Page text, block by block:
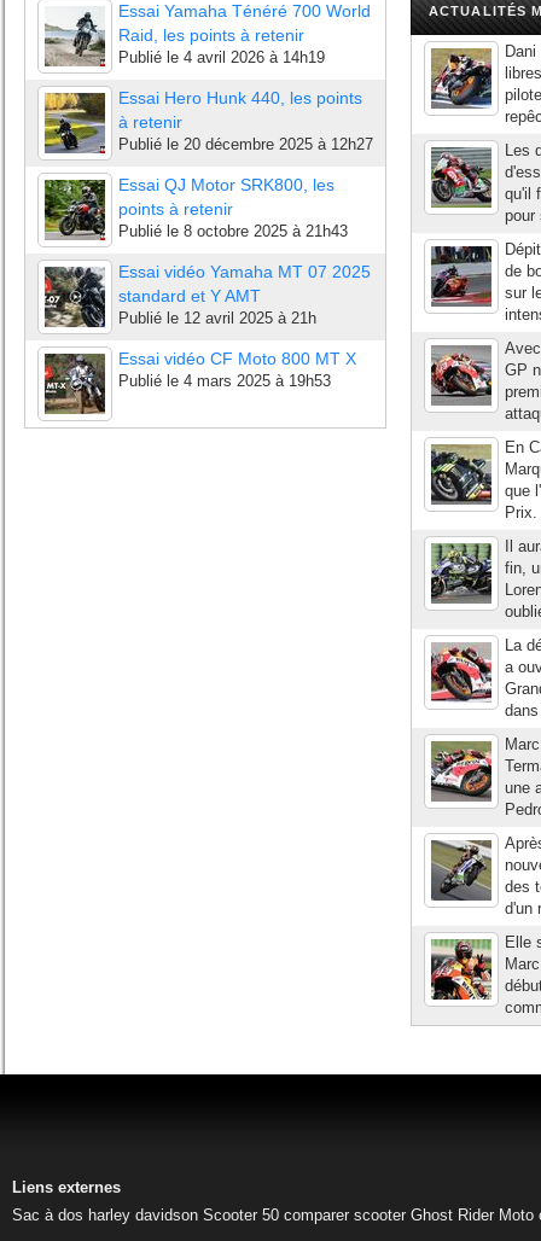
Essai Yamaha Ténéré 700 World
Raid, les points à retenir
Publié le 4 avril 2026 à 14h19
Essai Hero Hunk 440, les points
à retenir
Publié le 20 décembre 2025 à 12h27
Essai QJ Motor SRK800, les
points à retenir
Publié le 8 octobre 2025 à 21h43
Essai vidéo Yamaha MT 07 2025
standard et Y AMT
Publié le 12 avril 2025 à 21h
Essai vidéo CF Moto 800 MT X
Publié le 4 mars 2025 à 19h53
ACTUALITÉS
Les
qu'il
pour
de
sur
GP
En
que
Il
fin,
La
a
une
des
d'un
Elle
Liens externes
Sac à dos harley davidson Scooter 50 comparer scooter Ghost Rider Moto